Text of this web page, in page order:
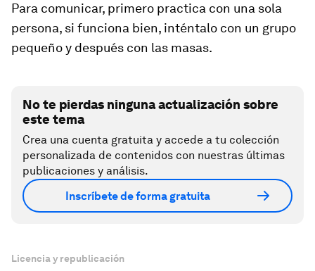
Para comunicar, primero practica con una sola
persona, si funciona bien, inténtalo con un grupo
pequeño y después con las masas.
No te pierdas ninguna actualización sobre
este tema
Crea una cuenta gratuita y accede a tu colección
personalizada de contenidos con nuestras últimas
publicaciones y análisis.
Inscríbete de forma gratuita
Licencia y republicación